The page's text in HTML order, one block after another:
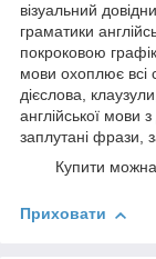
візуальний
граматики
покроковою
мови охоплює всі
дієслова,
англійської мови
заплутані фрази,
Купити
Приховати